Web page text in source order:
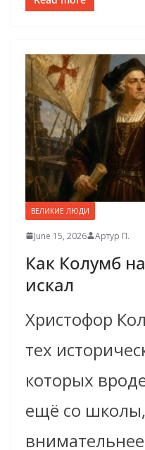
ВЕЛИКИЕ ЛЮДИ
June 15, 2026 Артур П.
Как Колумб
искал
Христофор
тех
которых
ещё со